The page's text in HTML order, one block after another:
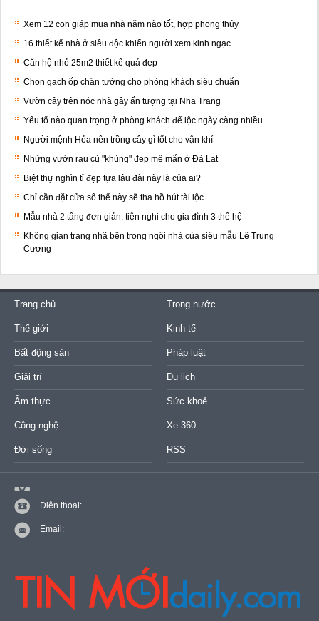
Xem 12 con giáp mua nhà năm nào tốt, hợp phong thủy
16 thiết kế nhà ở siêu độc khiến người xem kinh ngạc
Căn hộ nhỏ 25m2 thiết kế quá đẹp
Chọn gạch ốp chân tường cho phòng khách siêu chuẩn
Vườn cây trên nóc nhà gây ấn tượng tại Nha Trang
Yếu tố nào quan trọng ở phòng khách để lộc ngày càng nhiều
Người mệnh Hỏa nên trồng cây gì tốt cho vận khí
Những vườn rau củ "khủng" đẹp mê mẩn ở Đà Lạt
Biệt thự nghìn tỉ đẹp tựa lâu đài này là của ai?
Chỉ cần đặt cửa sổ thế này sẽ tha hồ hút tài lộc
Mẫu nhà 2 tầng đơn giản, tiện nghi cho gia đình 3 thế hệ
Không gian trang nhã bên trong ngôi nhà của siêu mẫu Lê Trung
Cương
Trang chủ Trong nước
Thế giới Kinh tế
Bất động sản Pháp luật
Giải trí Du lịch
Ẩm thực Sức khoẻ
Công nghệ Xe 360
Đời sống RSS
Điện thoại:
Email: